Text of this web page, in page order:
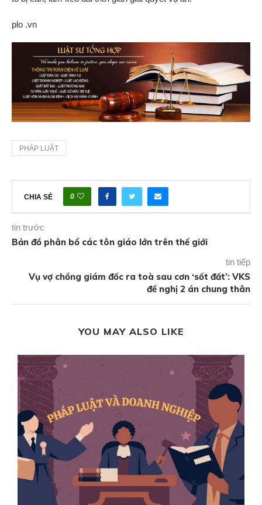
plo .vn
PHÁP LUẬT
CHIA SẺ 0
tin trước
Bản đồ phân bổ các tôn giáo lớn trên thế giới
tin tiếp
Vụ vợ chồng giám đốc ra toà sau cơn ‘sốt đất’: VKS
đề nghị 2 án chung thân
YOU MAY ALSO LIKE